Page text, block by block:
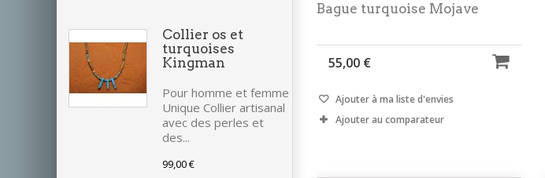
Collier os et
turquoises
Kingman
Pour homme et femme
Unique Collier artisanal
avec des perles et
des...
99,00 €
Bague turquoise Mojave
55,00 €
Ajouter à ma liste d'envies
Ajouter au comparateur